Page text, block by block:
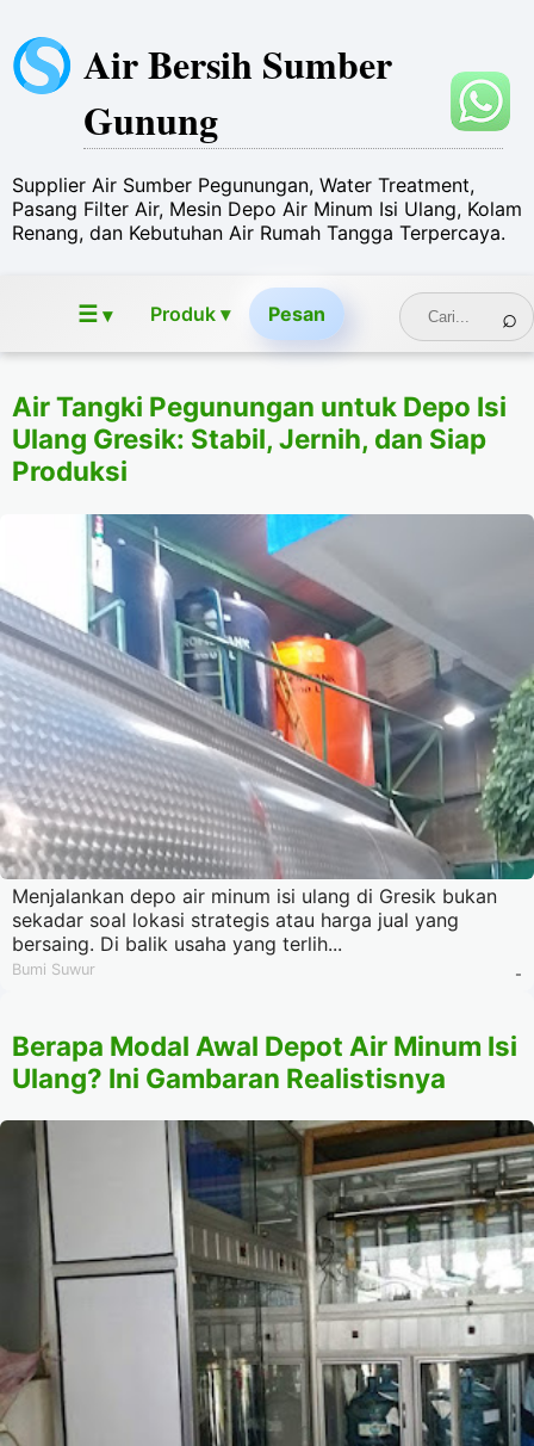
Air Bersih Sumber
Gunung
Supplier Air Sumber Pegunungan, Water Treatment,
Pasang Filter Air, Mesin Depo Air Minum Isi Ulang, Kolam
Renang, dan Kebutuhan Air Rumah Tangga Terpercaya.
☰ ▾ Produk ▾ Pesan
Air Tangki Pegunungan untuk Depo Isi
Ulang Gresik: Stabil, Jernih, dan Siap
Produksi
Menjalankan depo air minum isi ulang di Gresik bukan
sekadar soal lokasi strategis atau harga jual yang
bersaing. Di balik usaha yang terlih...
Bumi Suwur -
Berapa Modal Awal Depot Air Minum Isi
Ulang? Ini Gambaran Realistisnya